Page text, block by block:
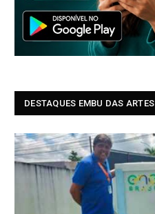
DESTAQUES EMBU DAS ARTES